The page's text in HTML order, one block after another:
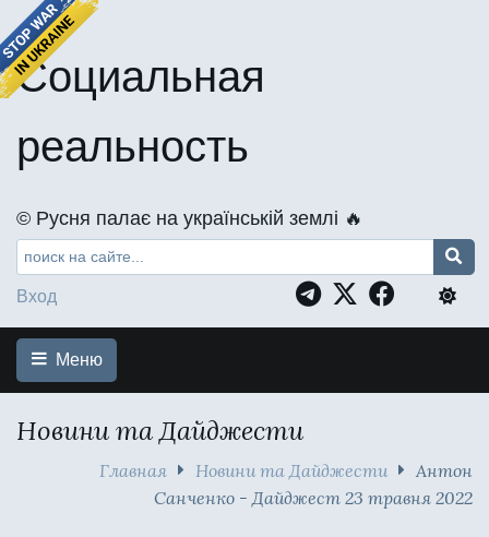
Социальная
реальность
©️ Русня палає на українській землі 🔥
Вход
Меню
Новини та Дайджести
Главная Новини та Дайджести
Антон
Санченко - Дайджест 23 травня 2022